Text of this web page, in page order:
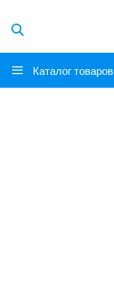
Каталог товаров